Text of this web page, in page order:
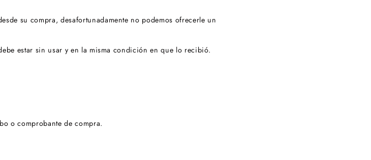
su compra, desafortunadamente no podemos ofrecerle un
estar sin usar y en la misma condición en que lo recibió.
o comprobante de compra.